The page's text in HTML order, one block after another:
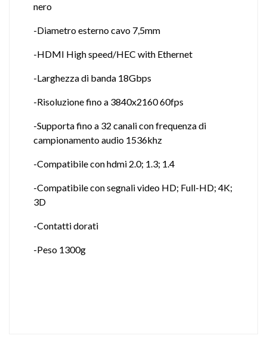
nero
-Diametro esterno cavo 7,5mm
-HDMI High speed/HEC with Ethernet
-Larghezza di banda 18Gbps
-Risoluzione fino a 3840x2160 60fps
-Supporta fino a 32 canali con frequenza di
campionamento audio 1536khz
-Compatibile con hdmi 2.0; 1.3; 1.4
-Compatibile con segnali video HD; Full-HD; 4K;
3D
-Contatti dorati
-Peso 1300g